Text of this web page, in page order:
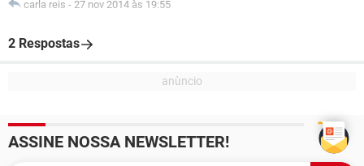
carla reis - 27 nov 2014 às 19:55
2 Respostas
ASSINE NOSSA NEWSLETTER!